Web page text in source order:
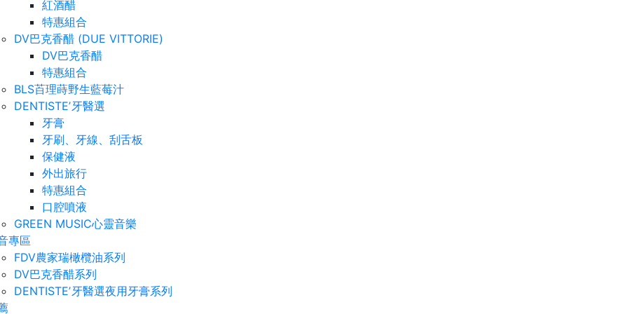
紅酒醋
特惠組合
DV巴克香醋 (DUE VITTORIE)
DV巴克香醋
特惠組合
BLS苩理蒔野生藍莓汁
DENTISTEʼ牙醫選
牙膏
牙刷、牙線、刮舌板
保健液
外出旅行
特惠組合
口腔噴液
GREEN MUSIC心靈音樂
專區
FDV農家瑞橄欖油系列
DV巴克香醋系列
DENTISTEʼ牙醫選夜用牙膏系列